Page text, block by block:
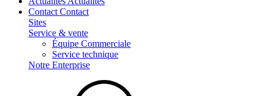
Contact Contact
Sites
Service & vente
Équipe Commerciale
Service technique
Notre Enterprise